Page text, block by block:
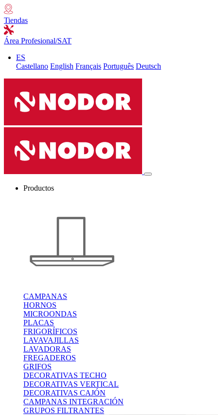
Tiendas
Área Profesional/SAT
ES
Castellano English Français Português Deutsch
Productos
CAMPANAS
HORNOS
MICROONDAS
PLACAS
FRIGORÍFICOS
LAVAVAJILLAS
LAVADORAS
FREGADEROS
GRIFOS
DECORATIVAS TECHO
DECORATIVAS VERTICAL
DECORATIVAS CAJÓN
CAMPANAS INTEGRACIÓN
GRUPOS FILTRANTES